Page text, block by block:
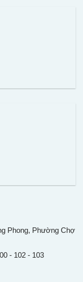
Phong, Phường Chợ
- 102 - 103